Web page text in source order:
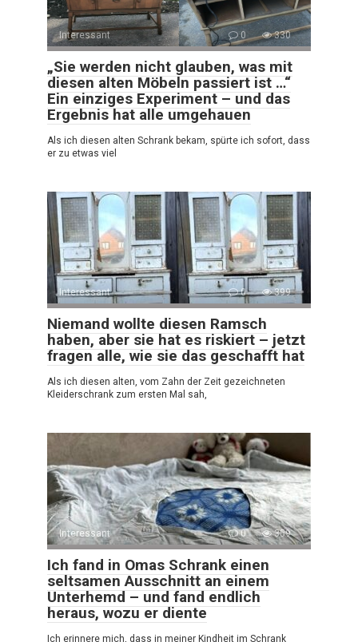
Interessant 0 330
„Sie werden nicht glauben, was mit
diesen alten Möbeln passiert ist …“
Ein einziges Experiment – und das
Ergebnis hat alle umgehauen
Als ich diesen alten Schrank bekam, spürte ich sofort, dass
er zu etwas viel
Interessant 0 399
Niemand wollte diesen Ramsch
haben, aber sie hat es riskiert – jetzt
fragen alle, wie sie das geschafft hat
Als ich diesen alten, vom Zahn der Zeit gezeichneten
Kleiderschrank zum ersten Mal sah,
Interessant 0 359
Ich fand in Omas Schrank einen
seltsamen Ausschnitt an einem
Unterhemd – und fand endlich
heraus, wozu er diente
Ich erinnere mich, dass in meiner Kindheit im Schrank